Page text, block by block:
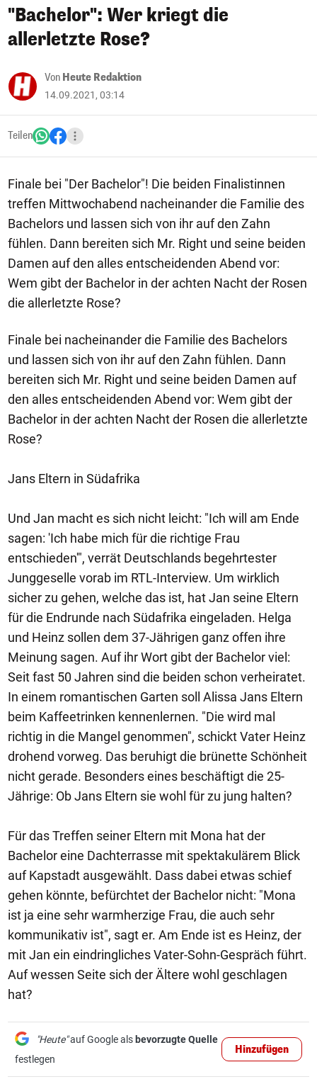
"Bachelor": Wer kriegt die
allerletzte Rose?
Von Heute Redaktion
14.09.2021, 03:14
Teilen
Finale bei "Der Bachelor"! Die beiden Finalistinnen
treffen Mittwochabend nacheinander die Familie des
Bachelors und lassen sich von ihr auf den Zahn
fühlen. Dann bereiten sich Mr. Right und seine beiden
Damen auf den alles entscheidenden Abend vor:
Wem gibt der Bachelor in der achten Nacht der Rosen
die allerletzte Rose?
Finale bei nacheinander die Familie des Bachelors
und lassen sich von ihr auf den Zahn fühlen. Dann
bereiten sich Mr. Right und seine beiden Damen auf
den alles entscheidenden Abend vor: Wem gibt der
Bachelor in der achten Nacht der Rosen die allerletzte
Rose?
Jans Eltern in Südafrika
Und Jan macht es sich nicht leicht: "Ich will am Ende
sagen: 'Ich habe mich für die richtige Frau
entschieden'", verrät Deutschlands begehrtester
Junggeselle vorab im RTL-Interview. Um wirklich
sicher zu gehen, welche das ist, hat Jan seine Eltern
für die Endrunde nach Südafrika eingeladen. Helga
und Heinz sollen dem 37-Jährigen ganz offen ihre
Meinung sagen. Auf ihr Wort gibt der Bachelor viel:
Seit fast 50 Jahren sind die beiden schon verheiratet.
In einem romantischen Garten soll Alissa Jans Eltern
beim Kaffeetrinken kennenlernen. "Die wird mal
richtig in die Mangel genommen", schickt Vater Heinz
drohend vorweg. Das beruhigt die brünette Schönheit
nicht gerade. Besonders eines beschäftigt die 25-
Jährige: Ob Jans Eltern sie wohl für zu jung halten?
Für das Treffen seiner Eltern mit Mona hat der
Bachelor eine Dachterrasse mit spektakulärem Blick
auf Kapstadt ausgewählt. Dass dabei etwas schief
gehen könnte, befürchtet der Bachelor nicht: "Mona
ist ja eine sehr warmherzige Frau, die auch sehr
kommunikativ ist", sagt er. Am Ende ist es Heinz, der
mit Jan ein eindringliches Vater-Sohn-Gespräch führt.
Auf wessen Seite sich der Ältere wohl geschlagen
hat?
"Heute"auf Google als bevorzugte Quelle
festlegen
Hinzufügen